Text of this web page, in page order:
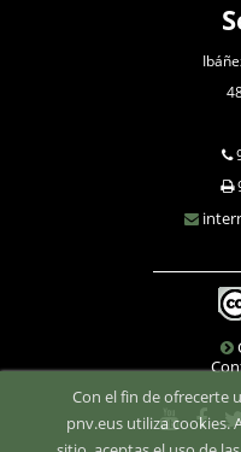
Con el fin de ofrecerte
pnv.eus utiliza cookies.